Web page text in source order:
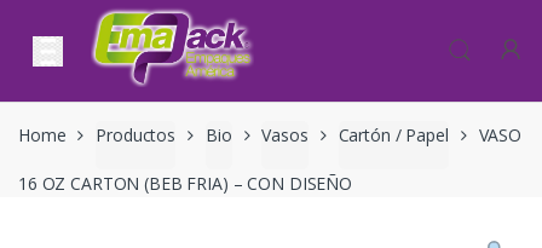
Skip to navigation
Skip to content
Home Productos Bio Vasos Cartón / Papel VASO
16 OZ CARTON (BEB FRIA) – CON DISEÑO